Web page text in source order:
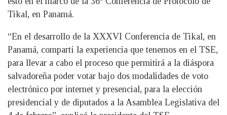
Tikal, en Panamá.
“En el desarrollo de la XXXVI Conferencia de Tikal, en
Panamá, compartí la experiencia que tenemos en el TSE,
para llevar a cabo el proceso que permitirá a la diáspora
salvadoreña poder votar bajo dos modalidades de voto
electrónico por internet y presencial, para la elección
presidencial y de diputados a la Asamblea Legislativa del